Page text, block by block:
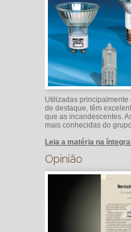
Utilizadas
de destaque, têm
que as incandescentes.
mais conhecidas do
Leia a matéria na
Opinião